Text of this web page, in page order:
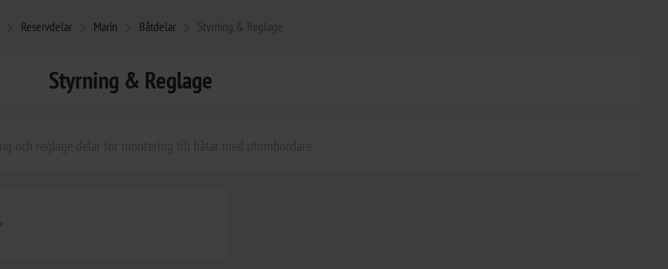
Reservdelar Marin Båtdelar Styrning & Reglage
Styrning & Reglage